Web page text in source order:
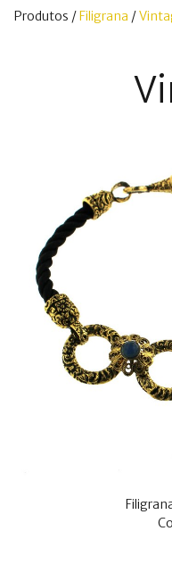
Produtos /Filigrana /